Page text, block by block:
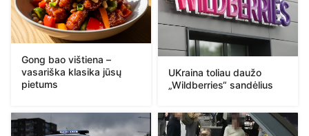
Gong bao vištiena –
vasariška klasika jūsų
pietums
UKraina toliau daužo
„Wildberries“ sandėlius